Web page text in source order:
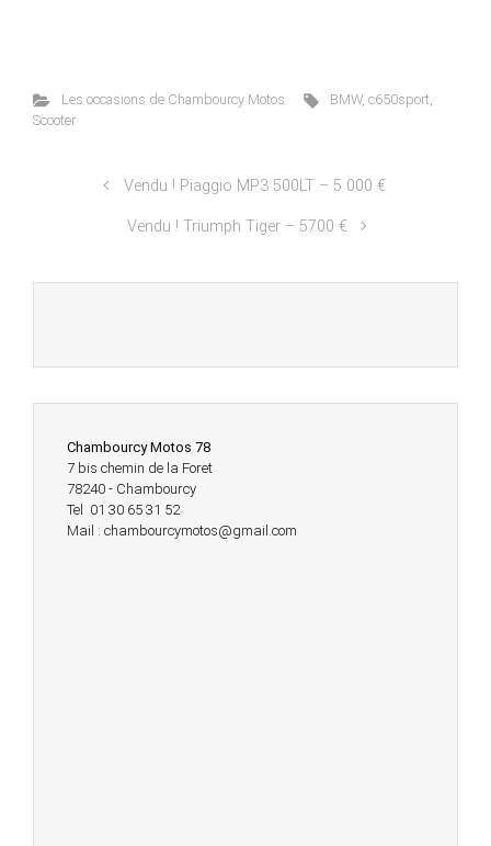
Les occasions de Chambourcy Motos BMW,c650sport,
Scooter
Vendu ! Piaggio MP3 500LT – 5 000 €
Vendu ! Triumph Tiger – 5700 €
Chambourcy Motos 78
7 bis chemin de la Foret
78240 - Chambourcy
Tel 01 30 65 31 52
Mail : chambourcymotos@gmail.com